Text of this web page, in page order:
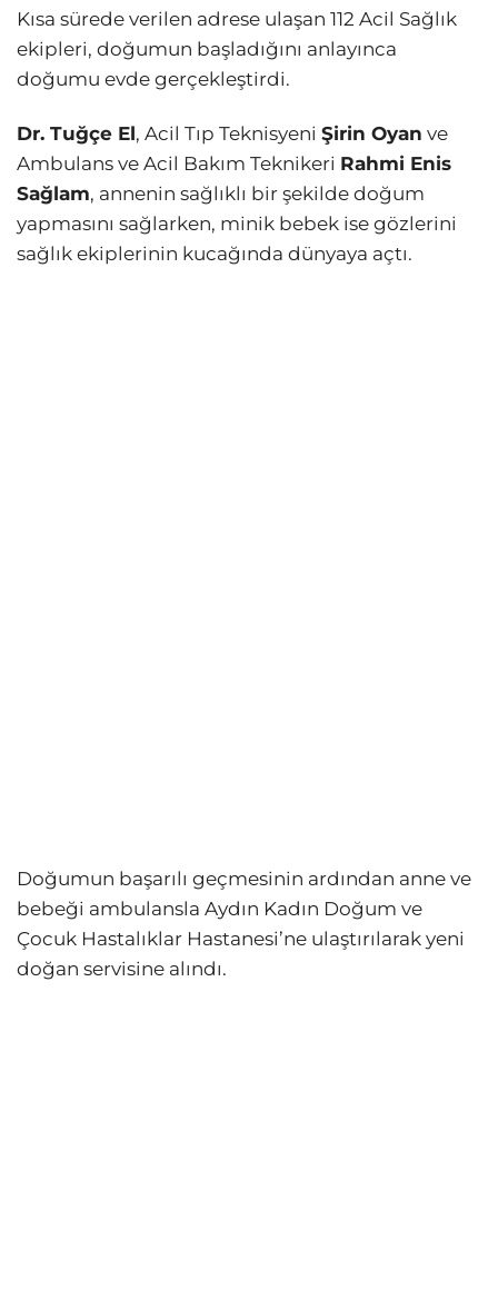
Kısa sürede verilen adrese ulaşan 112 Acil Sağlık
ekipleri, doğumun başladığını anlayınca
doğumu evde gerçekleştirdi.
Dr. Tuğçe El, Acil Tıp Teknisyeni Şirin Oyan ve
Ambulans ve Acil Bakım Teknikeri Rahmi Enis
Sağlam, annenin sağlıklı bir şekilde doğum
yapmasını sağlarken, minik bebek ise gözlerini
sağlık ekiplerinin kucağında dünyaya açtı.
Doğumun başarılı geçmesinin ardından anne ve
bebeği ambulansla Aydın Kadın Doğum ve
Çocuk Hastalıklar Hastanesi’ne ulaştırılarak yeni
doğan servisine alındı.